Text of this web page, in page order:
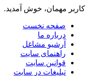
کاربر مهمان، خوش آمدید.
صفحه نخست
درباره ما
آرشیو مشاغل
راهنمای سایت
قوانین سایت
تبلیغات در سایت